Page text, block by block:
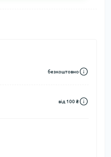
безкоштовно
від 100 ₴